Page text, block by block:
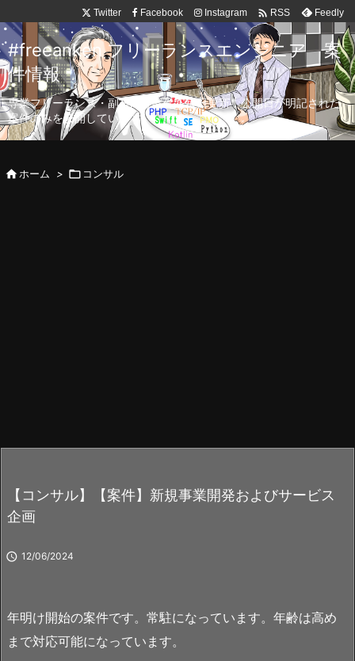
Twitter Facebook Instagram  RSS Feedly
#freeanken フリーランスエンジニア 案
件情報
専業フリーランス・副業向け案件を毎日更新！公開日が明記された
案件のみを公開しています。
ホーム >  コンサル
【コンサル】【案件】新規事業開発およびサービス
企画
 12/06/2024
年明け開始の案件です。常駐になっています。年齢は高め
まで対応可能になっています。